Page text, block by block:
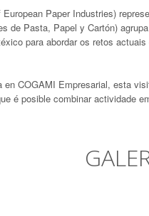
Paper Industries)
de Pasta, Papel y Cartón)
para abordar os retos
en COGAMI Empresarial, esta
é posible combinar actividade